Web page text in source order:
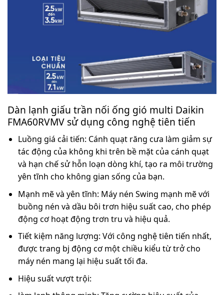
Dàn lạnh giấu trần nối ống gió multi Daikin
FMA60RVMV sử dụng công nghệ tiên tiến
Luồng giá cải tiến: Cánh quạt răng cưa làm giảm sự
tác động của không khi trên bề mặt của cánh quạt
và hạn chế sử hỗn loạn dòng khí, tạo ra môi trường
yên tĩnh cho không gian sống của bạn.
Mạnh mẽ và yên tĩnh: Máy nén Swing mạnh mẽ với
buồng nén và dầu bôi trơn hiệu suất cao, cho phép
động cơ hoạt động trơn tru và hiệu quả.
Tiết kiệm năng lượng: Với công nghệ tiên tiến nhất,
được trang bj động cơ một chiều kiểu từ trở cho
máy nén mang lại hiệu suất tối đa.
Hiệu suất vượt trội: